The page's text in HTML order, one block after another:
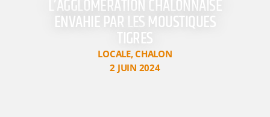
L’AGGLOMÉRATION CHALONNAISE
ENVAHIE PAR LES MOUSTIQUES
TIGRES
LOCALE,CHALON
2 JUIN 2024